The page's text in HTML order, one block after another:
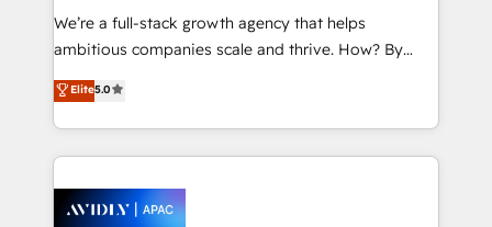
implementations, highly renowned for our business
acumen, process (re-)design experience and a
integrate HubSpot with complex solutions like SAP,
MicroSoft, custom solutions,... Our company also has
Retail execution, CPQ, customer portals and
We’re a full-stack growth agency that helps
ambitious companies scale and thrive. How? By
upgrading and streamlining every single revenue-
generating aspect of your business. We’re proud
HubSpot Elite Solutions Partners and devout CRM
nerds who can harness HubSpot’s custom digital
experience. Working hand-in-hand with your team,
Elite5.0